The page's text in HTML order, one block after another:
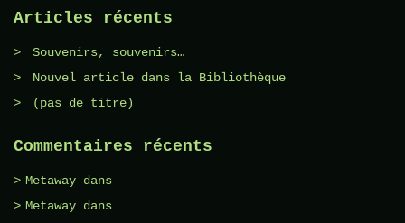
Articles récents
Souvenirs, souvenirs…
Nouvel article dans la Bibliothèque
(pas de titre)
Commentaires récents
Metaway dans
Metaway dans